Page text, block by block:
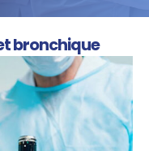
bronchique